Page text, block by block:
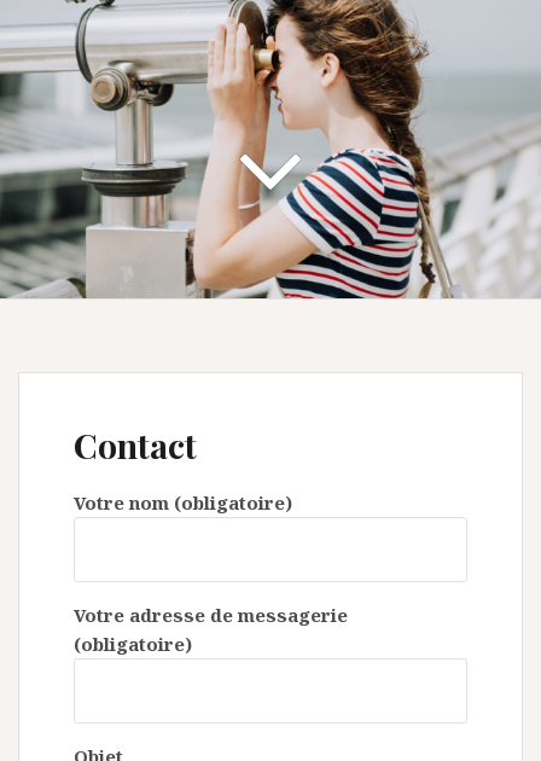
Contact
Votre nom (obligatoire)
Votre adresse de messagerie
(obligatoire)
Objet